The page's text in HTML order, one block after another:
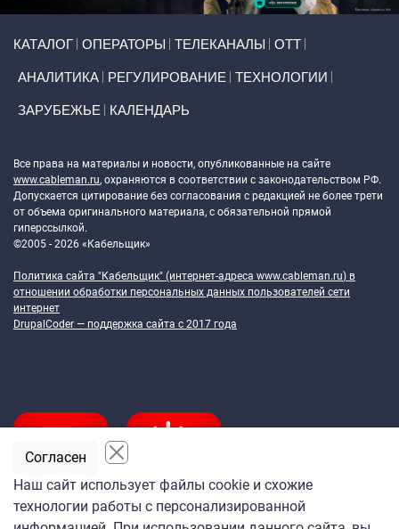
КАТАЛОГ ОПЕРАТОРЫ ТЕЛЕКАНАЛЫ ОТТ
АНАЛИТИКА РЕГУЛИРОВАНИЕ ТЕХНОЛОГИИ
ЗАРУБЕЖЬЕ КАЛЕНДАРЬ
Все права на материалы и новости, опубликованные на сайте
www.cableman.ru, охраняются в соответствии с законодательством РФ.
Допускается цитирование без согласования с редакцией не более трети
от объема оригинального материала, с обязательной прямой
гиперссылкой.
©2005 - 2026 «Кабельщик»
Политика сайта "Кабельщик" (интернет-адреса www.cableman.ru) в
отношении обработки персональных данных пользователей сети
интернет
DrupalCoder — поддержка сайта c 2017 года
Подпишитесь
Наш сайт использует файлы cookie и схожие
технологии работы с персонализированной
Согласен